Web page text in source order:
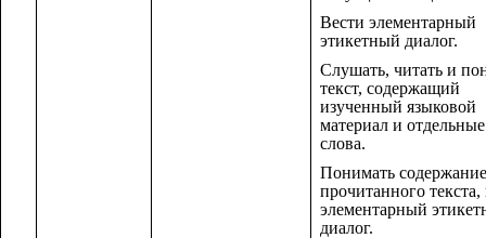
Вести элементарный
этикетный диалог.
Слушать, читать и
текст, содержащий
изученный языковой
материал и
слова.
Понимать содержание
прочитанного текста,
элементарный
диалог.